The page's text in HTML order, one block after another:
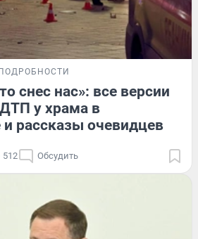
ПОДРОБНОСТИ
снес нас»: все версии
у храма в
и рассказы очевидцев
512 Обсудить